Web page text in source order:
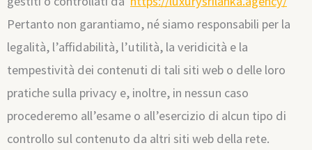
Pertanto non garantiamo, né siamo responsabili per la
legalità, l’affidabilità, l’utilità, la veridicità e la
tempestività dei contenuti di tali siti web o delle loro
pratiche sulla privacy e, inoltre, in nessun caso
procederemo all’esame o all’esercizio di alcun tipo di
controllo sul contenuto da altri siti web della rete.